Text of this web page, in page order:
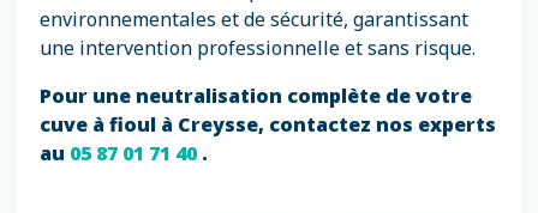
environnementales et de sécurité, garantissant
une intervention professionnelle et sans risque.
Pour une neutralisation complète de votre
cuve à fioul à Creysse, contactez nos experts
au 05 87 01 71 40.